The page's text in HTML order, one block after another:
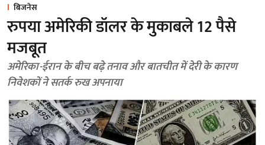
बिजनेस
रुपया अमेरिकी डॉलर के मुकाबले 12 पैसे
मजबूत
अमेरिका-ईरान के बीच बढ़े तनाव और बातचीत में देरी के कारण
निवेशकों ने सतर्क रुख अपनाया